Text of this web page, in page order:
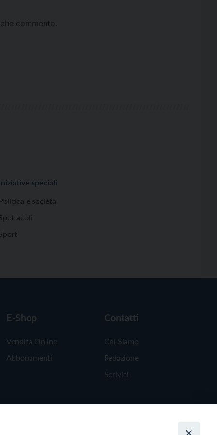
commento.
Iniziative speciali
Politica e società
E-Shop
Vendita Online
Abbonamenti
Contatti
Chi Siamo
Redazione
Scrivici